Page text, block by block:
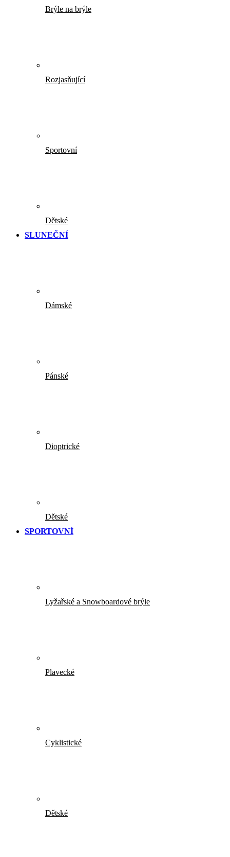
Brýle na brýle
Rozjasňující
Sportovní
Dětské
SLUNEČNÍ
Dámské
Pánské
Dioptrické
Dětské
SPORTOVNÍ
Lyžařské a Snowboardové brýle
Plavecké
Cyklistické
Dětské